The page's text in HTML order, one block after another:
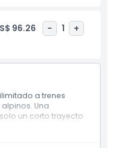
a tu propio ritmo.
Rigi hoy y
y paisajes suizos
96.26 - 1 +
a trenes
Una
un corto trayecto